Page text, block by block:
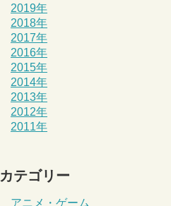
2019年
2018年
2017年
2016年
2015年
2014年
2013年
2012年
2011年
カテゴリー
アニメ・ゲーム